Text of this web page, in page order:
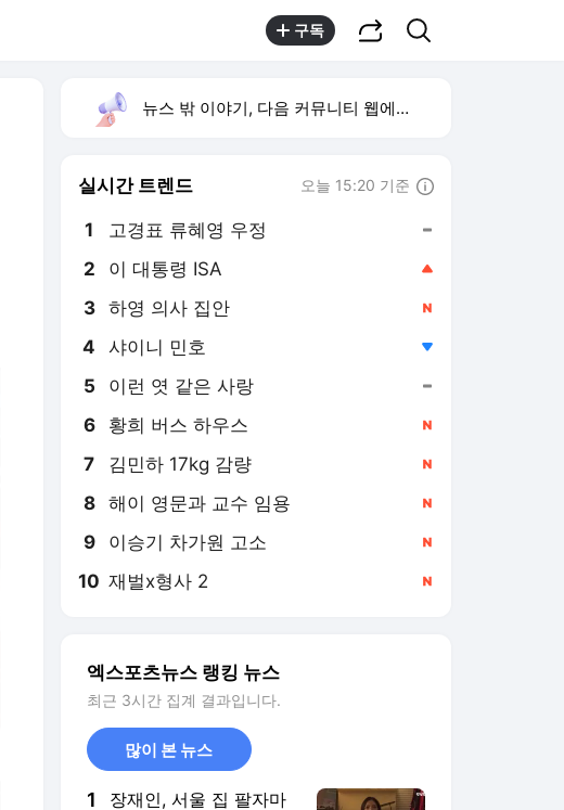
구독
뉴스 밖 이야기, 다음 커뮤니티 웹에서 보기
실시간 트렌드 오늘 15:20 기준
1 고경표 류혜영 우정
2 이 대통령 ISA
3 하영 의사 집안
4 샤이니 민호
5 이런 엿 같은 사랑
6 황희 버스 하우스
7 김민하 17kg 감량
8 해이 영문과 교수 임용
9 이승기 차가원 고소
10 재벌x형사 2
엑스포츠뉴스 랭킹 뉴스
최근 3시간 집계 결과입니다.
많이 본 뉴스
1
장재인, 서울 집 팔자마